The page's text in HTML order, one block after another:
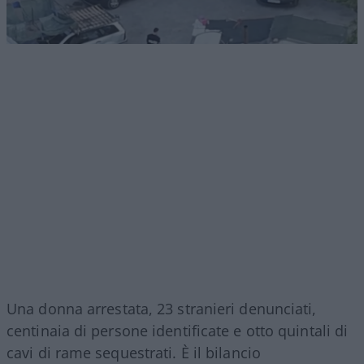
Una donna arrestata, 23 stranieri denunciati,
centinaia di persone identificate e otto quintali di
cavi di rame sequestrati. È il bilancio